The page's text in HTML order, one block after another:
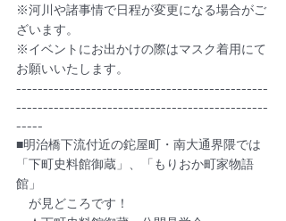
※河川や諸事情で日程が変更になる場合がご
ざいます。
※イベントにお出かけの際はマスク着用にて
お願いいたします。
-----------------------------------------------
-----------------------------------------------
-----
■明治橋下流付近の鉈屋町・南大通界隈では
「下町史料館御蔵」、「もりおか町家物語
館」
が見どころです！